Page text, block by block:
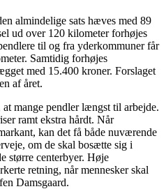
almindelige sats hæves med 89
ud over 120 kilometer forhøjes
til og fra yderkommuner får
Samtidig forhøjes
med 15.400 kroner. Forslaget
af året.
mange pendler længst til arbejde.
ramt ekstra hårdt. Når
kan det få både nuværende
om de skal bosætte sig i
større centerbyer. Høje
retning, når mennesker skal
Damsgaard.